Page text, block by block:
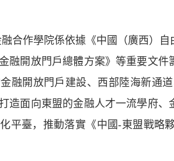
作學院係依據《中國（廣西）自
融開放門戶總體方案》等重要文
融開放門戶建設、西部陸海新通
造面向東盟的金融人才一流學府
平臺，推動落實《中國-東盟戰略